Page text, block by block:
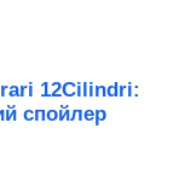
12Cilindri:
спойлер